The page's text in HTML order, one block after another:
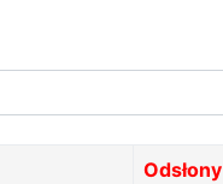
Odsłony